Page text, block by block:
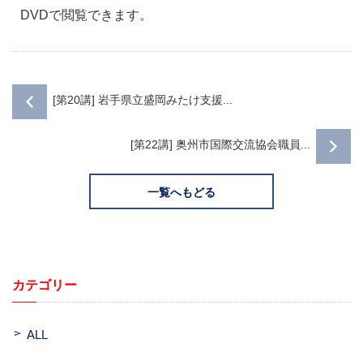
DVDで閲覧できます。
[第20講] 岩手県立盛岡みたけ支援...
[第22講] 奥州市国際交流協会職員...
一覧へもどる
カテゴリー
ALL